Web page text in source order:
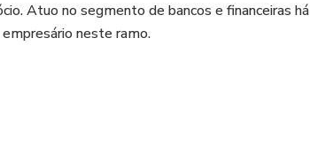
Atuo no segmento de bancos e financeiras há
neste ramo.